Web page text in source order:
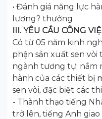
• Đánh giá năng lực
lương? thưởng
III. YÊU CẦU CÔNG
Có từ 05 năm kinh
phận sản xuất sen vòi
ngành tương tự; nắm
hành của các thiết bị
sen vòi, đặc biệt các
- Thành thạo tiếng
trở lên, tiếng Anh giao